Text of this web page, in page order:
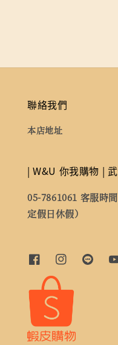
聯絡我們
本店地址
| W&U 你我購物 |
05-7861061 客服時
定假日休假）